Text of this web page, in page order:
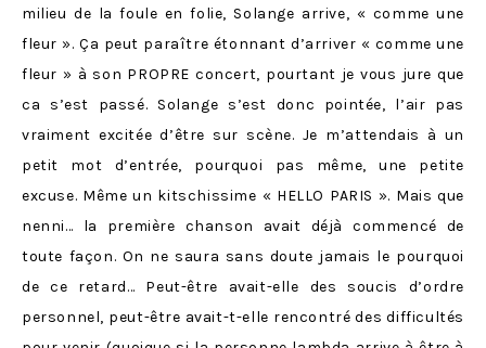
milieu de la foule en folie, Solange arrive, « comme une
fleur ». Ça peut paraître étonnant d’arriver « comme une
fleur » à son PROPRE concert, pourtant je vous jure que
ca s’est passé. Solange s’est donc pointée, l’air pas
vraiment excitée d’être sur scène. Je m’attendais à un
petit mot d’entrée, pourquoi pas même, une petite
excuse. Même un kitschissime « HELLO PARIS ». Mais que
nenni… la première chanson avait déjà commencé de
toute façon. On ne saura sans doute jamais le pourquoi
de ce retard… Peut-être avait-elle des soucis d’ordre
personnel, peut-être avait-t-elle rencontré des difficultés